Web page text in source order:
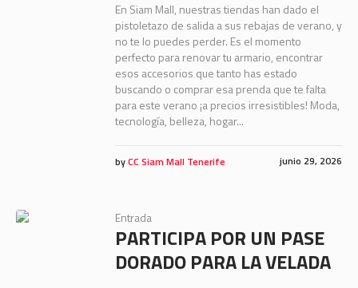
En Siam Mall, nuestras tiendas han dado el
pistoletazo de salida a sus rebajas de verano, y
no te lo puedes perder. Es el momento
perfecto para renovar tu armario, encontrar
esos accesorios que tanto has estado
buscando o comprar esa prenda que te falta
para este verano ¡a precios irresistibles! Moda,
tecnología, belleza, hogar...
junio 29, 2026
byCC Siam Mall Tenerife
Entrada
PARTICIPA POR UN PASE
DORADO PARA LA VELADA